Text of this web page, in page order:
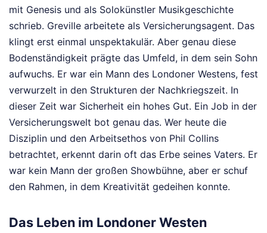
mit Genesis und als Solokünstler Musikgeschichte
schrieb. Greville arbeitete als Versicherungsagent. Das
klingt erst einmal unspektakulär. Aber genau diese
Bodenständigkeit prägte das Umfeld, in dem sein Sohn
aufwuchs. Er war ein Mann des Londoner Westens, fest
verwurzelt in den Strukturen der Nachkriegszeit. In
dieser Zeit war Sicherheit ein hohes Gut. Ein Job in der
Versicherungswelt bot genau das. Wer heute die
Disziplin und den Arbeitsethos von Phil Collins
betrachtet, erkennt darin oft das Erbe seines Vaters. Er
war kein Mann der großen Showbühne, aber er schuf
den Rahmen, in dem Kreativität gedeihen konnte.
Das Leben im Londoner Westen